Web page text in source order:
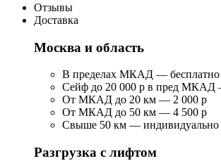
Отзывы
Доставка
Москва и область
В пределах МКАД — бесплатно
Сейф до 20 000 р в пред МКАД
От МКАД до 20 км — 2 000 р
От МКАД до 50 км — 4 500 р
Свыше 50 км — индивидуально
Разгрузка с лифтом